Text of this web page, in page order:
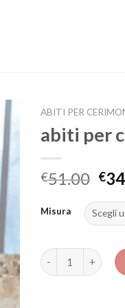
ABITI PER
abiti per
€51.00 €
Misura
abiti per